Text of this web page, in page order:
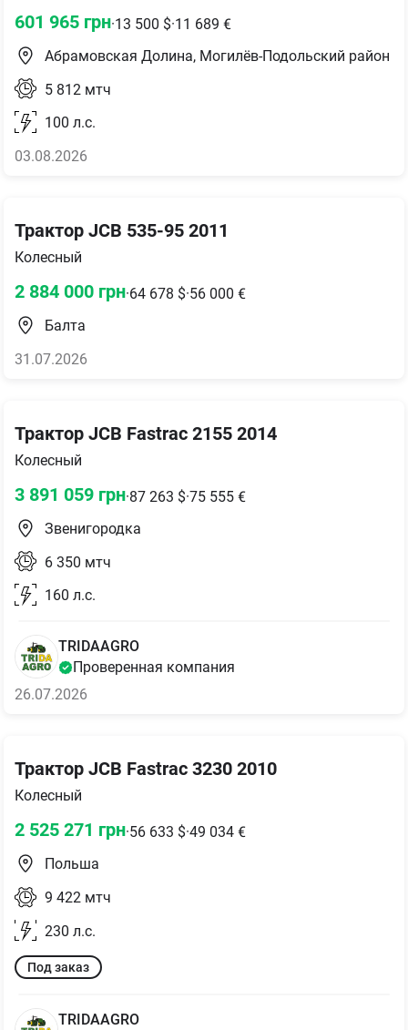
601 965 грн·13 500 $·11 689 €
Абрамовская Долина, Могилёв-Подольский район
5 812 мтч
100 л.с.
03.08.2026
Трактор JCB 535-95 2011
Колесный
2 884 000 грн·64 678 $·56 000 €
Балта
31.07.2026
Трактор JCB Fastrac 2155 2014
Колесный
3 891 059 грн·87 263 $·75 555 €
Звенигородка
6 350 мтч
160 л.с.
TRIDAAGRO
Проверенная компания
26.07.2026
Трактор JCB Fastrac 3230 2010
Колесный
2 525 271 грн·56 633 $·49 034 €
Польша
9 422 мтч
230 л.с.
Под заказ
TRIDAAGRO